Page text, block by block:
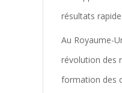
résultats
Au Royaume-
révolution des
formation des